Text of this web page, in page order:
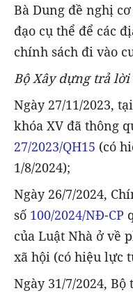
Bà Dung đề nghị
đạo cụ thể để các
chính sách đi vào
Bộ Xây dựng trả
Ngày 27/11/2023,
khóa XV đã thông
27/2023/QH15 (có
1/8/2024);
Ngày 26/7/2024,
số 100/2024/NĐ-CP
của Luật Nhà ở về
xã hội (có hiệu lực
Ngày 31/7/2024,